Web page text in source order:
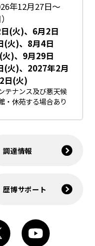
年12月27日～
(火)、6月2日
(火)、8月4日
)、9月29日
(火)、2027年2月
日(火)
テナンス及び悪天候
・休苑する場合あり
調達情報
歴博サポート